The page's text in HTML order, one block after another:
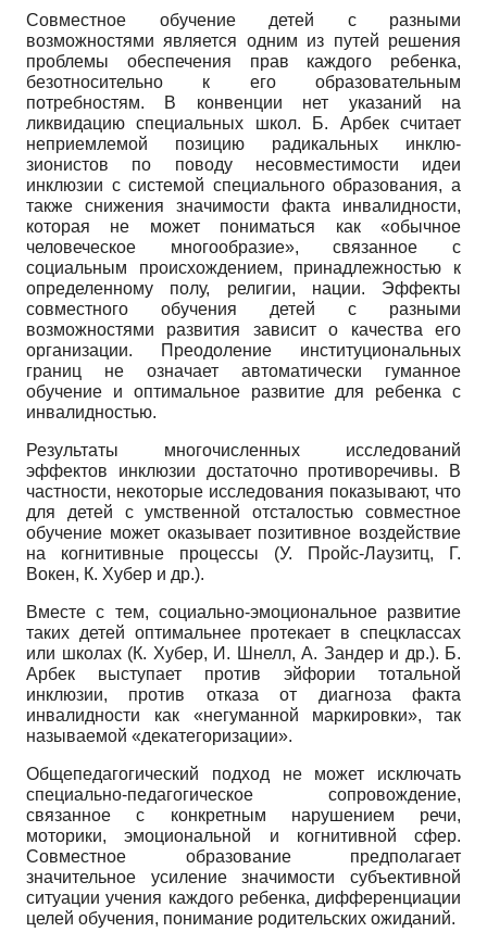
Совместное обучение детей с разными
возможностями является одним из путей решения
проблемы обеспечения прав каждого ребенка,
безотносительно к его образовательным
потребностям. В конвенции нет указаний на
ликвидацию специальных школ. Б. Арбек считает
неприемлемой позицию радикальных инклю-
зионистов по поводу несовместимости идеи
инклюзии с системой специального образования, а
также снижения значимости факта инвалидности,
которая не может пониматься как «обычное
человеческое многообразие», связанное с
социальным происхождением, принадлежностью к
определенному полу, религии, нации. Эффекты
совместного обучения детей с разными
возможностями развития зависит о качества его
организации. Преодоление институциональных
границ не означает автоматически гуманное
обучение и оптимальное развитие для ребенка с
инвалидностью.
Результаты многочисленных исследований
эффектов инклюзии достаточно противоречивы. В
частности, некоторые исследования показывают, что
для детей с умственной отсталостью совместное
обучение может оказывает позитивное воздействие
на когнитивные процессы (У. Пройс-Лаузитц, Г.
Вокен, К. Хубер и др.).
Вместе с тем, социально-эмоциональное развитие
таких детей оптимальнее протекает в спецклассах
или школах (К. Хубер, И. Шнелл, А. Зандер и др.). Б.
Арбек выступает против эйфории тотальной
инклюзии, против отказа от диагноза факта
инвалидности как «негуманной маркировки», так
называемой «декатегоризации».
Общепедагогический подход не может исключать
специально-педагогическое сопровождение,
связанное с конкретным нарушением речи,
моторики, эмоциональной и когнитивной сфер.
Совместное образование предполагает
значительное усиление значимости субъективной
ситуации учения каждого ребенка, дифференциации
целей обучения, понимание родительских ожиданий.